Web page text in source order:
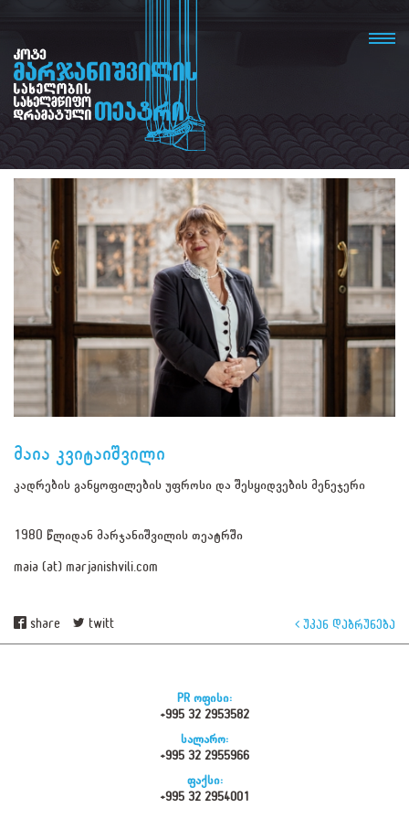
მაია კვიტაიშვილი
კადრების განყოფილების უფროსი და შესყიდვების მენეჯერი
1980 წლიდან მარჯანიშვილის თეატრში
maia (at) marjanishvili.com
share twitt უკან დაბრუნება
PR ოფისი:
+995 32 2953582
სალარო:
+995 32 2955966
ფაქსი:
+995 32 2954001